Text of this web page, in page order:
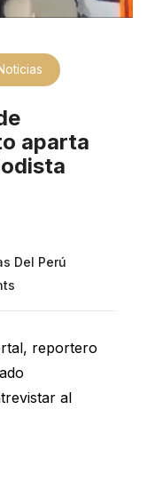
aparta
Del Perú
reportero
al